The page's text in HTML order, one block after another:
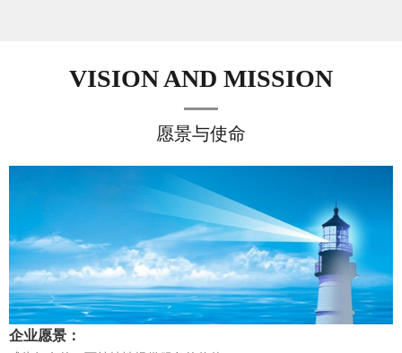
VISION AND MISSION
愿景与使命
企业愿景：